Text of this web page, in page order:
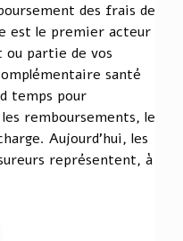
des frais de
est le premier acteur
partie de vos
santé
temps pour
remboursements, le
Aujourd'hui, les
représentent, à